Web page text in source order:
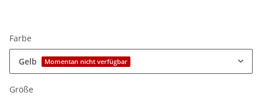
Farbe
Gelb Momentan nicht verfügbar
Größe